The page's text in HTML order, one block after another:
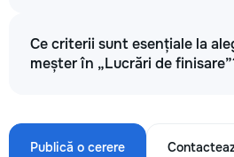
Ce criterii sunt esențiale la
meșter în „Lucrări de
Publică o cerere